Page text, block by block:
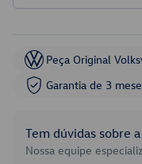
Peça Original
Garantia de 3
Tem dúvidas sobre
Nossa equipe